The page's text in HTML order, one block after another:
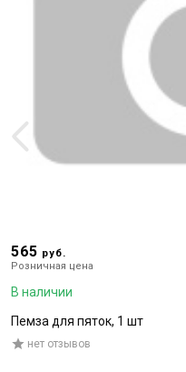
565 руб.
Розничная цена
В наличии
Пемза для пяток, 1 шт
нет отзывов